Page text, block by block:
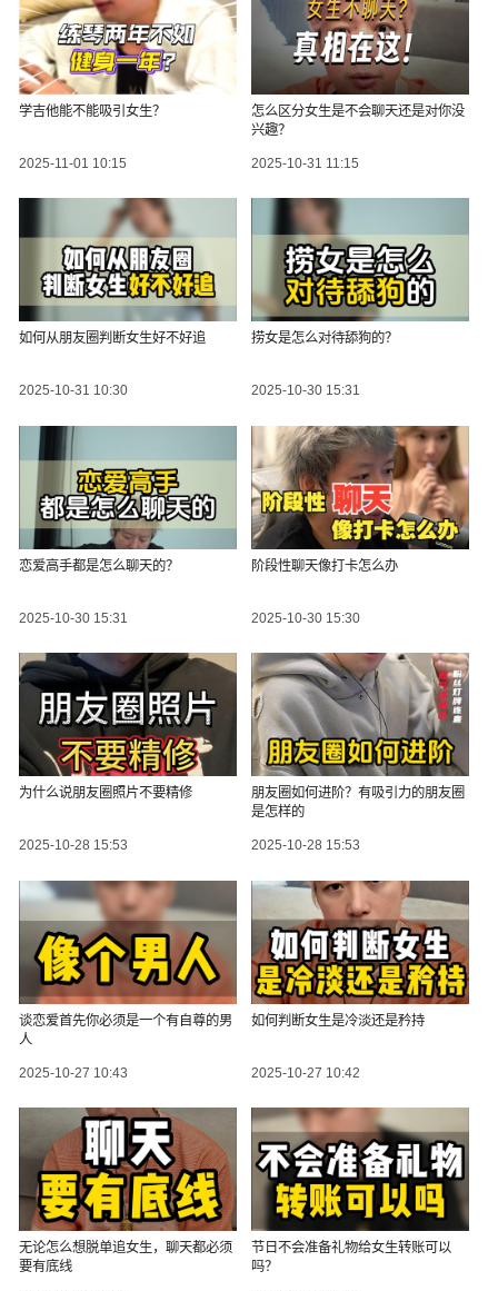
学吉他能不能吸引女生？
2025-11-01 10:15
怎么区分女生是不会聊天还是对你没
兴趣？
2025-10-31 11:15
如何从朋友圈判断女生好不好追
2025-10-31 10:30
捞女是怎么对待舔狗的？
2025-10-30 15:31
恋爱高手都是怎么聊天的？
2025-10-30 15:31
阶段性聊天像打卡怎么办
2025-10-30 15:30
为什么说朋友圈照片不要精修
2025-10-28 15:53
朋友圈如何进阶？有吸引力的朋友圈
是怎样的
2025-10-28 15:53
谈恋爱首先你必须是一个有自尊的男
人
2025-10-27 10:43
如何判断女生是冷淡还是矜持
2025-10-27 10:42
无论怎么想脱单追女生，聊天都必须
要有底线
节日不会准备礼物给女生转账可以
吗？